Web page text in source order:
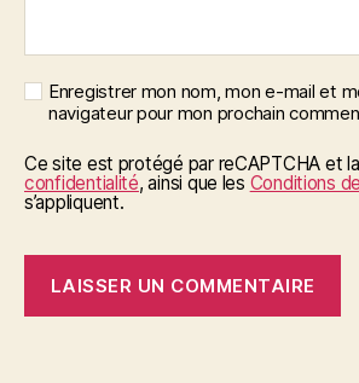
Enregistrer mon nom, mon e-mail et
navigateur pour mon prochain
Ce site est protégé par reCAPTCHA et la
confidentialité, ainsi que les Conditions
s’appliquent.